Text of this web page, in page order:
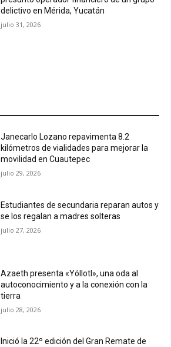
delictivo en Mérida, Yucatán
julio 31, 2026
Janecarlo Lozano repavimenta 8.2
kilómetros de vialidades para mejorar la
movilidad en Cuautepec
julio 29, 2026
Estudiantes de secundaria reparan autos y
se los regalan a madres solteras
julio 27, 2026
Azaeth presenta «Yóllotl», una oda al
autoconocimiento y a la conexión con la
tierra
julio 28, 2026
Inició la 22º edición del Gran Remate de